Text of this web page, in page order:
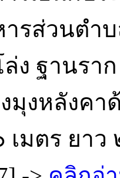
ารส่วนต
ง ฐานรา
มุงหลังคา
เมตร ยา